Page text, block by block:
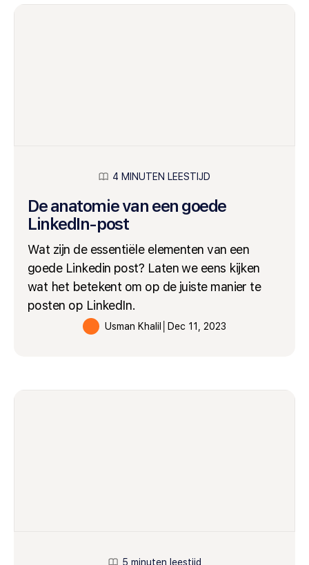
4 MINUTEN LEESTIJD
De anatomie van een goede
LinkedIn-post
Wat zijn de essentiële elementen van een
goede Linkedin post? Laten we eens kijken
wat het betekent om op de juiste manier te
posten op LinkedIn.
Usman Khalil Dec 11, 2023
5 minuten leestijd